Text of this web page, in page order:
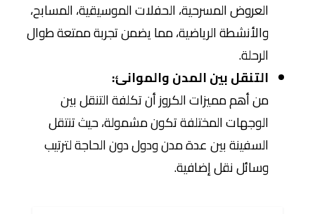
العروض المسرحية، الحفلات الموسيقية، المسابح،
والأنشطة الرياضية، مما يضمن تجربة ممتعة طوال
الرحلة.
التنقل بين المدن والموانئ:
من أهم مميزات الكروز أن تكلفة التنقل بين
الوجهات المختلفة تكون مشمولة، حيث تنتقل
السفينة بين عدة مدن ودول دون الحاجة لترتيب
وسائل نقل إضافية.